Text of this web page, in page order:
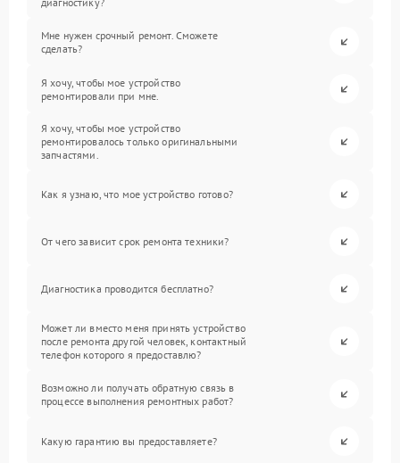
Мне нужен срочный ремонт. Сможете
сделать?
Я хочу, чтобы мое устройство
ремонтировали при мне.
Я хочу, чтобы мое устройство
ремонтировалось только оригинальными
запчастями.
Как я узнаю, что мое устройство готово?
От чего зависит срок ремонта техники?
Диагностика проводится бесплатно?
Может ли вместо меня принять устройство
после ремонта другой человек, контактный
телефон которого я предоставлю?
Возможно ли получать обратную связь в
процессе выполнения ремонтных работ?
Какую гарантию вы предоставляете?